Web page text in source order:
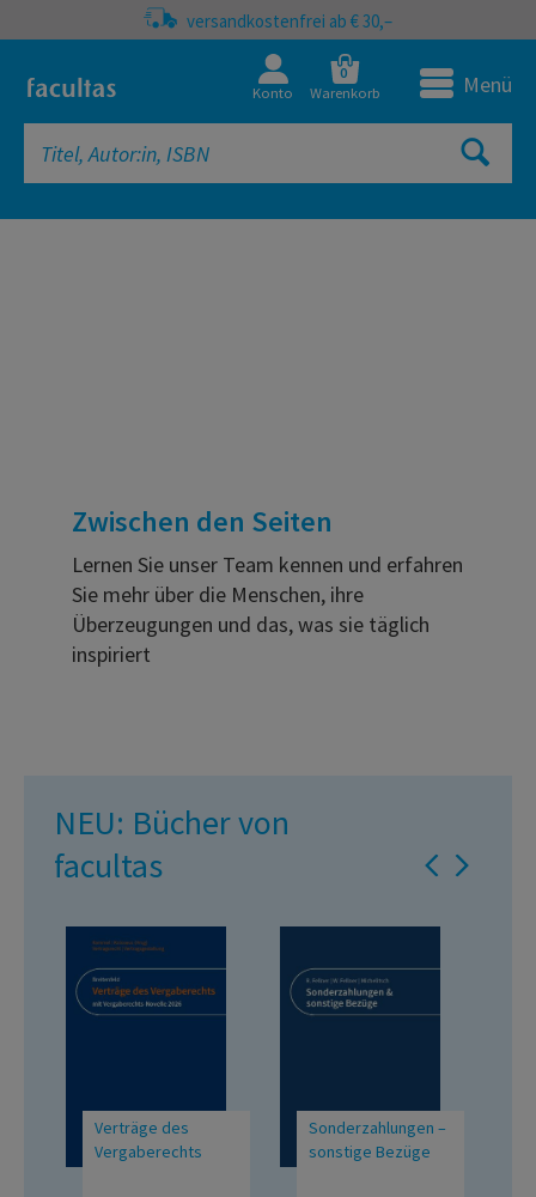
versandkostenfrei ab € 30,–
Konto
0
Warenkorb Menü
Zwischen den Seiten
Lernen Sie unser Team kennen und erfahren
Sie mehr über die Menschen, ihre
Überzeugungen und das, was sie täglich
inspiriert
NEU: Bücher von
facultas
Verträge des
Vergaberechts
Sonderzahlungen –
sonstige Bezüge